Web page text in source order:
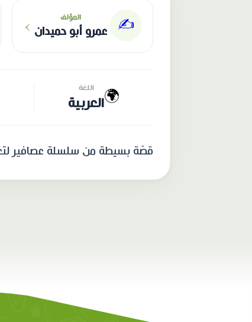
✍️ المؤلف
عمرو أبو حميدان ›
🌍 اللغة
العربية
قصّة بسيطة من سلسلة عصافير